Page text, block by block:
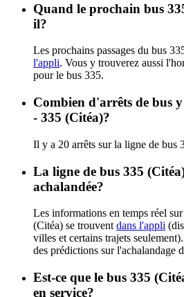
Quand le prochain bus
il?
Les prochains passages du bus
l'appli. Vous y trouverez aussi
pour le bus 335.
Combien d'arrêts de bus
- 335 (Citéa)?
Il y a 20 arrêts sur la ligne de bus
La ligne de bus 335
achalandée?
Les informations en temps réel
(Citéa) se trouvent dans l'appli
villes et certains trajets
des prédictions sur l'achalandage
Est-ce que le bus 335
en service?